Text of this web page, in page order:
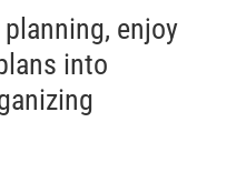
enjoy
into